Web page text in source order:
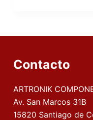
Contacto
ARTRONIK
Av. San Marcos 31B
15820 Santiago de